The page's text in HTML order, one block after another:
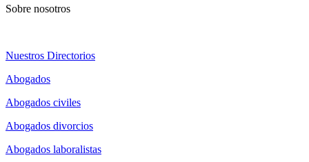
Sobre nosotros
Nuestros Directorios
Abogados
Abogados civiles
Abogados divorcios
Abogados laboralistas